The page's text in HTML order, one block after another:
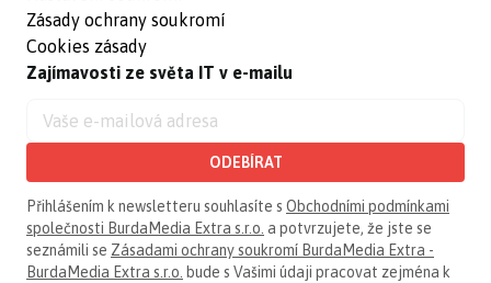
Zásady ochrany soukromí
Cookies zásady
Zajímavosti ze světa IT v e-mailu
ODEBÍRAT
Přihlášením k newsletteru souhlasíte s Obchodními podmínkami
společnosti BurdaMedia Extra s.r.o. a potvrzujete, že jste se
seznámili se Zásadami ochrany soukromí BurdaMedia Extra -
BurdaMedia Extra s.r.o. bude s Vašimi údaji pracovat zejména k